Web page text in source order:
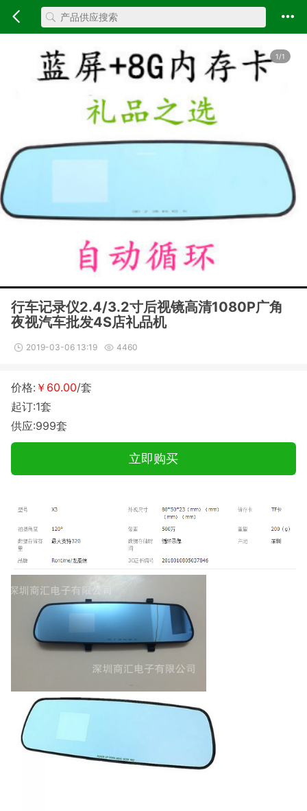
1/1
行车记录仪2.4/3.2寸后视镜高清1080P广角
夜视汽车批发4S店礼品机
2019-03-06 13:19 4460
价格: ￥60.00/套
起订:1套
供应:999套
立即购买